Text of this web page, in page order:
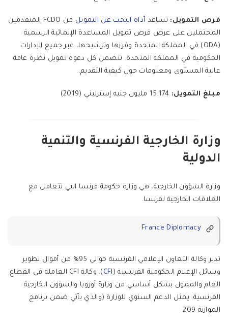
فرص التمويل: تساعد أداة البحث عن التمويل
من FCDO المتقدمين
المحتملين على عرض فرص تمويل المساعدة الإنمائية الرسمية
(ODA) في المملكة المتحدة وفرزها وترشيحها، عبر جميع الإدارات
الحكومية في المملكة المتحدة. تتضمن كل دعوة تمويل نظرة عامة
عالية المستوى ومعلومات حول كيفية التقديم.
مبلغ التمويل:
وزارة الخارجية الفرنسية والتنمية
الدولية
وزارة الشؤون الخارجية، هي وزارة حكومة فرنسا التي تتعامل مع
العلاقات الخارجية لفرنسا.
France Diplomacy
تدير وكالة التعاون الإعلامي الفرنسية حوالي 95% من أموال تطوير
وسائل الإعلام الحكومية الفرنسية ( CFI
). وكالة CFI العاملة في القطاع
العام والممول بشكل أساسي من وزارة أوروبا والشؤون الخارجية
الفرنسية. يمثل الدعم السنوي للوزارة (والذي يأتي ضمن برنامج
الموازنة 209